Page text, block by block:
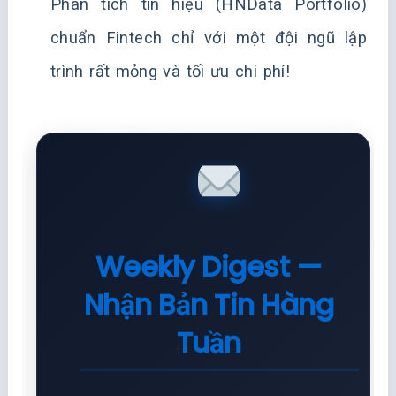
Phân tích tín hiệu (HNData Portfolio)
chuẩn Fintech chỉ với một đội ngũ lập
trình rất mỏng và tối ưu chi phí!
Weekly Digest —
Nhận Bản Tin Hàng
Tuần